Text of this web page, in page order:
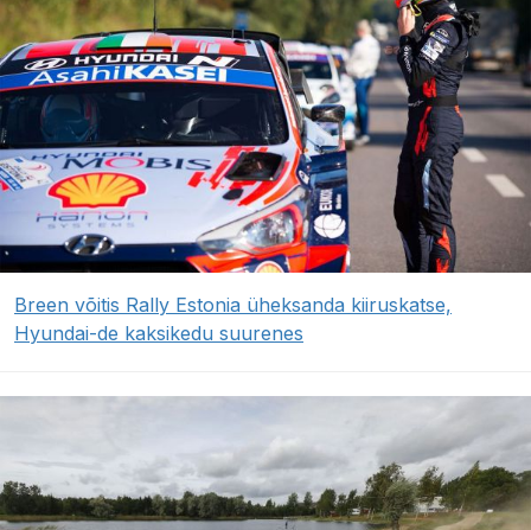
Breen võitis Rally Estonia üheksanda kiiruskatse,
Hyundai-de kaksikedu suurenes